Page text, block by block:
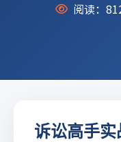
阅读：
诉讼高手